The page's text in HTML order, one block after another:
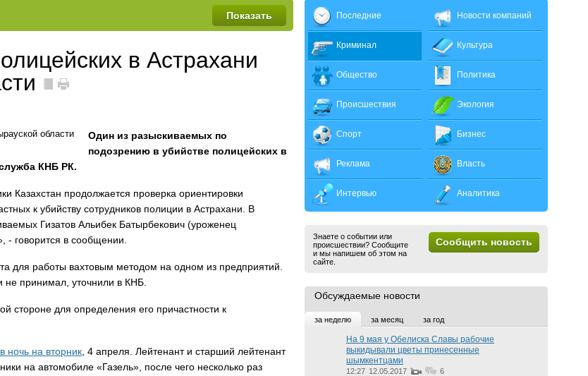
в Астрахани
Один из разыскиваемых по
подозрению в убийстве полицейских в
КНБ РК.
Казахстан продолжается проверка ориентировки
к убийству сотрудников полиции в Астрахани. В
Гизатов Альибек Батырбекович (уроженец
- говорится в сообщении.
для работы вахтовым методом на одном из предприятий.
принимал, уточнили в КНБ.
стороне для определения его причастности к
ночь на вторник , 4 апреля. Лейтенант и старший лейтенант
на автомобиле «Газель», после чего несколько раз
Последние
Криминал
Общество
Происшествия
Спорт
Реклама
Интервью
Новости компаний
Культура
Политика
Экология
Бизнес
Власть
Аналитика
Сообщить новость
Знаете о событии или
происшествии? Сообщите
и мы напишем об этом на
сайте.
Обсуждаемые новости
за неделю за месяц за год
На 9 мая у Обелиска Славы рабочие
выкидывали цветы принесенные
шымкентцами
12:27 12.05.2017 6